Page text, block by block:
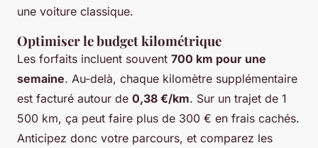
une voiture classique.
Optimiser le budget kilométrique
Les forfaits incluent souvent 700 km pour une
semaine. Au-delà, chaque kilomètre supplémentaire
est facturé autour de 0,38 €/km. Sur un trajet de 1
500 km, ça peut faire plus de 300 € en frais cachés.
Anticipez donc votre parcours, et comparez les